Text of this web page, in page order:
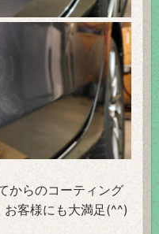
からのコーティング
客様にも大満足(^^)